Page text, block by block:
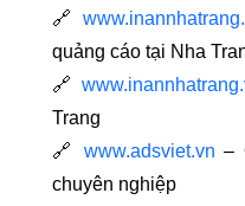
🔗
quảng cáo tại Nha
🔗
Trang
🔗 www.adsviet.vn –
chuyên nghiệp